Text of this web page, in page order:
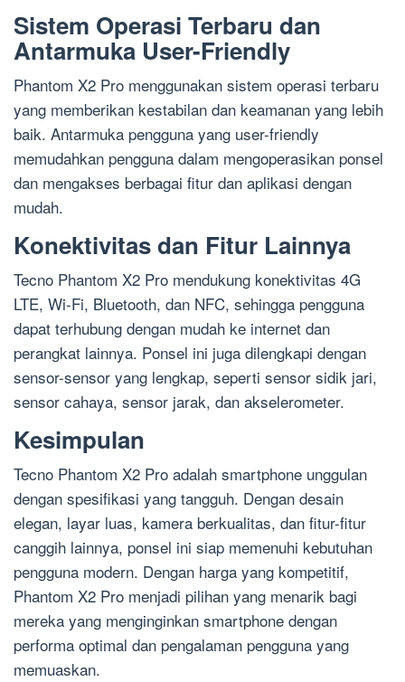
Sistem Operasi Terbaru dan
Antarmuka User-Friendly
Phantom X2 Pro menggunakan sistem operasi terbaru
yang memberikan kestabilan dan keamanan yang lebih
baik. Antarmuka pengguna yang user-friendly
memudahkan pengguna dalam mengoperasikan ponsel
dan mengakses berbagai fitur dan aplikasi dengan
mudah.
Konektivitas dan Fitur Lainnya
Tecno Phantom X2 Pro mendukung konektivitas 4G
LTE, Wi-Fi, Bluetooth, dan NFC, sehingga pengguna
dapat terhubung dengan mudah ke internet dan
perangkat lainnya. Ponsel ini juga dilengkapi dengan
sensor-sensor yang lengkap, seperti sensor sidik jari,
sensor cahaya, sensor jarak, dan akselerometer.
Kesimpulan
Tecno Phantom X2 Pro adalah smartphone unggulan
dengan spesifikasi yang tangguh. Dengan desain
elegan, layar luas, kamera berkualitas, dan fitur-fitur
canggih lainnya, ponsel ini siap memenuhi kebutuhan
pengguna modern. Dengan harga yang kompetitif,
Phantom X2 Pro menjadi pilihan yang menarik bagi
mereka yang menginginkan smartphone dengan
performa optimal dan pengalaman pengguna yang
memuaskan.